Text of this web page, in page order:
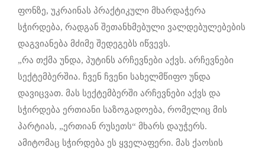
ფონზე, უკრაინას პრაქტიკული მხარდაჭერა
სჭირდება, რადგან შეთანხმებული ვალდებულებების
დაგვიანება მძიმე შედეგებს იწვევს.
„რა თქმა უნდა, პუტინს არჩევნები აქვს. არჩევნები
სექტემბერშია. ჩვენ ჩვენი სახელმწიფო უნდა
დავიცვათ. მას სექტემბერში არჩევნები აქვს და
სჭირდება ერთიანი საზოგადოება, რომელიც მის
პარტიას, „ერთიან რუსეთს“ მხარს დაუჭერს.
ამიტომაც სჭირდება ეს ყველაფერი. მას ქაოსის